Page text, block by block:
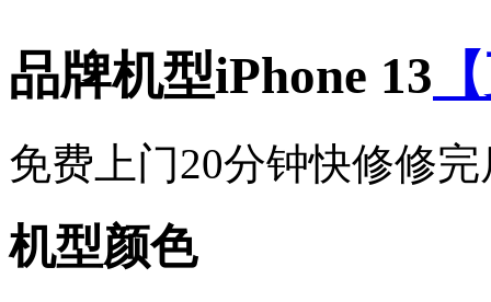
品牌机型iPhone 13
免费上门20分钟快修修完
机型颜色